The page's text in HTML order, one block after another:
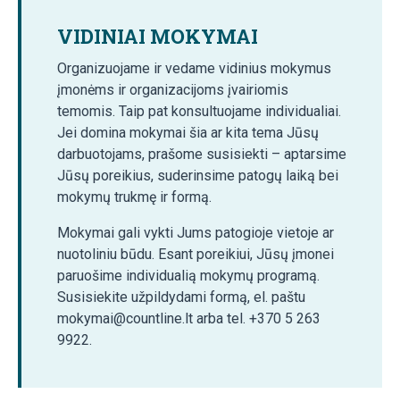
VIDINIAI MOKYMAI
Organizuojame ir vedame vidinius mokymus
įmonėms ir organizacijoms įvairiomis
temomis. Taip pat konsultuojame individualiai.
Jei domina mokymai šia ar kita tema Jūsų
darbuotojams, prašome susisiekti – aptarsime
Jūsų poreikius, suderinsime patogų laiką bei
mokymų trukmę ir formą.
Mokymai gali vykti Jums patogioje vietoje ar
nuotoliniu būdu. Esant poreikiui, Jūsų įmonei
paruošime individualią mokymų programą.
Susisiekite užpildydami formą, el. paštu
mokymai@countline.lt arba tel. +370 5 263
9922.